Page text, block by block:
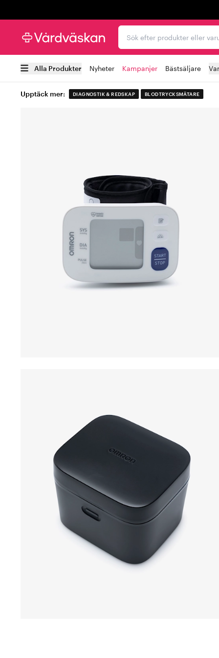
Sök efter produkter eller
Alla Produkter Nyheter Kampanjer Bästsäljare
Upptäck mer: DIAGNOSTIK & REDSKAP BLODTRYCKSMÄTARE